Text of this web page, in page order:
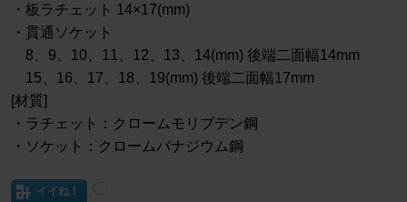
・板ラチェット 14×17(mm)
・貫通ソケット
8、9、10、11、12、13、14(mm) 後端二面幅14mm
15、16、17、18、19(mm) 後端二面幅17mm
[材質]
・ラチェット：クロームモリブデン鋼
・ソケット：クロームバナジウム鋼
イイね！